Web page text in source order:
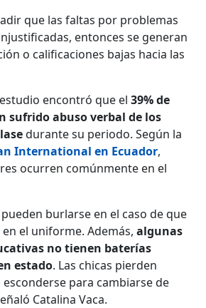
que las faltas por problemas
entonces se generan
o calificaciones bajas hacia las
encontró que el39% de
sufrido abuso verbal de los
durante su periodo. Según la
International en Ecuador,
ocurren comúnmente en el
burlarse en el caso de que
el uniforme. Además,algunas
no tienen baterías
estado. Las chicas pierden
para cambiarse de
Catalina Vaca.